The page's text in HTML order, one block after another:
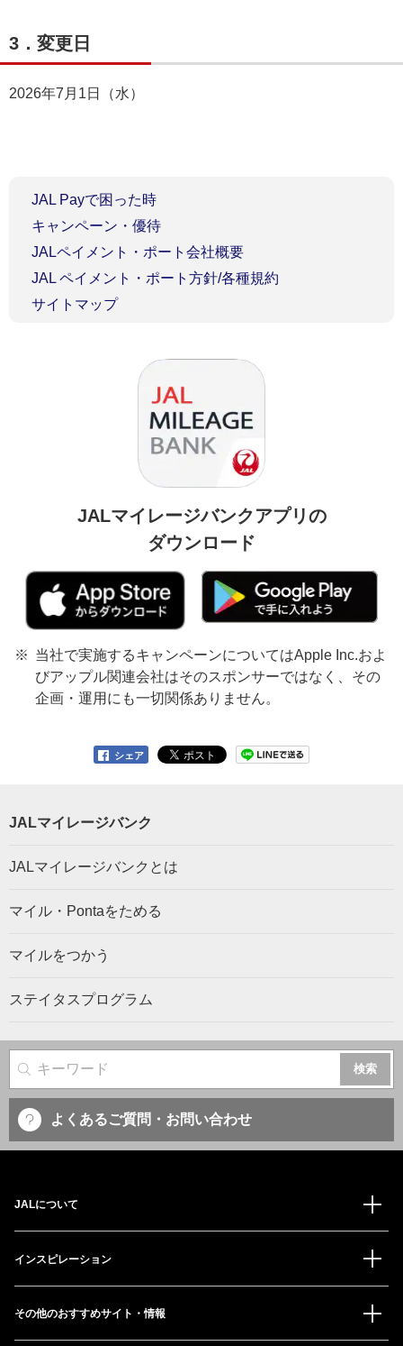
3．変更日
2026年7月1日（水）
JAL Payで困った時
キャンペーン・優待
JALペイメント・ポート会社概要
JAL ペイメント・ポート方針/各種規約
サイトマップ
JALマイレージバンクアプリの
ダウンロード
当社で実施するキャンペーンについてはApple Inc.およ
びアップル関連会社はそのスポンサーではなく、その
企画・運用にも一切関係ありません。
シェア
JALマイレージバンク
JALマイレージバンクとは
マイル・Pontaをためる
マイルをつかう
ステイタスプログラム
サイト内検索
よくあるご質問・お問い合わせ
JALについて
インスピレーション
その他のおすすめサイト・情報